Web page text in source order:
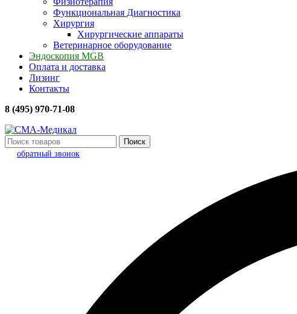
Функциональная Диагностика
Хирургия
Хирургические аппараты
Ветеринарное оборудование
Эндоскопия MGB
Оплата и доставка
Лизинг
Контакты
8 (495) 970-71-08
Поиск
обратный звонок